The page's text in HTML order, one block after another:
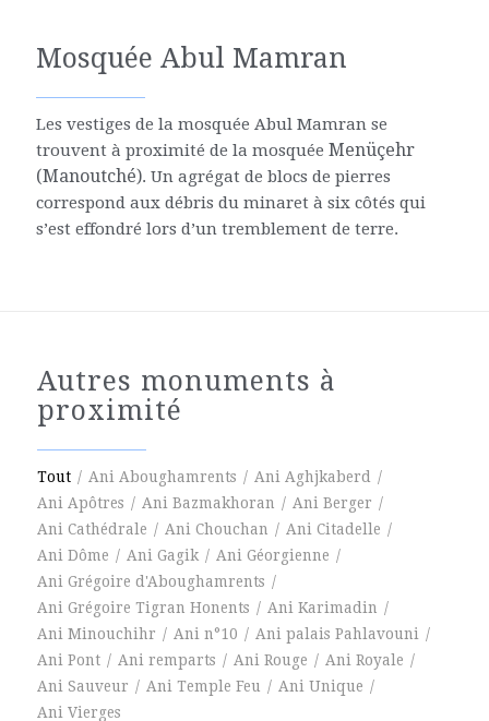
Mosquée Abul Mamran
Les vestiges de la mosquée Abul Mamran se
trouvent à proximité de la mosquée Menüçehr
(Manoutché). Un agrégat de blocs de pierres
correspond aux débris du minaret à six côtés qui
s’est effondré lors d’un tremblement de terre.
Autres monuments à
proximité
Tout / Ani Aboughamrents / Ani Aghjkaberd
/
Ani Apôtres / Ani Bazmakhoran / Ani Berger /
Ani Cathédrale / Ani Chouchan / Ani Citadelle /
Ani Dôme / Ani Gagik / Ani Géorgienne /
Ani Grégoire d'Aboughamrents /
Ani Grégoire Tigran Honents / Ani Karimadin /
Ani Minouchihr / Ani n°10 / Ani palais Pahlavouni /
Ani Pont / Ani remparts / Ani Rouge / Ani Royale /
Ani Sauveur / Ani Temple Feu / Ani Unique /
Ani Vierges